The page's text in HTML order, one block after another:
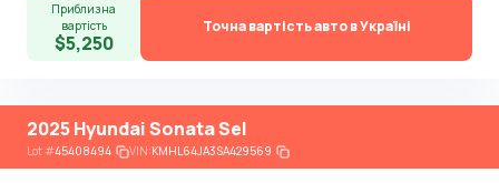
Приблизна
вартість
$5,250
Точна вартість авто в Україні
2025 Hyundai Sonata Sel
Lot#45408494 VIN:KMHL64JA3SA429569